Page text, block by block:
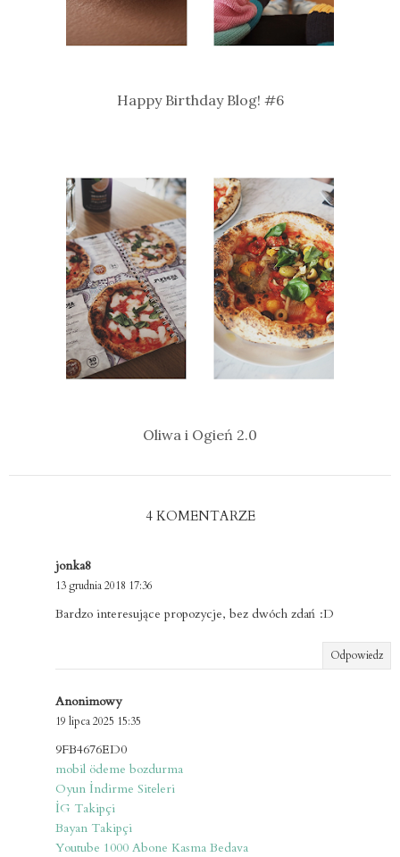
Happy Birthday Blog! #6
Oliwa i Ogień 2.0
4 KOMENTARZE
jonka8
13 grudnia 2018 17:36
Bardzo interesujące propozycje, bez dwóch zdań :D
Odpowiedz
Anonimowy
19 lipca 2025 15:35
9FB4676ED0
mobil ödeme bozdurma
Oyun İndirme Siteleri
İG Takipçi
Bayan Takipçi
Youtube 1000 Abone Kasma Bedava